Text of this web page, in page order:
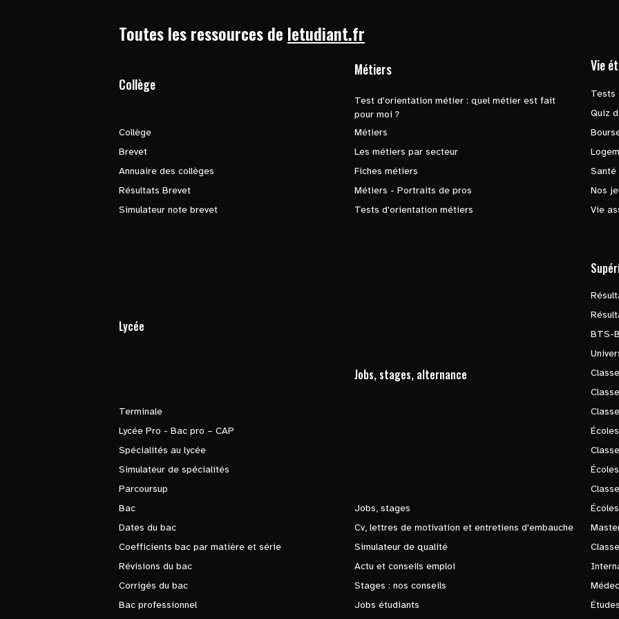
Toutes les ressources de letudiant.fr
Collège
Collège
Brevet
Annuaire des collèges
Résultats Brevet
Simulateur note brevet
Métiers
Test d'orientation métier : quel métier est fait
pour moi ?
Métiers
Les métiers par secteur
Fiches métiers
Métiers - Portraits de pros
Tests d'orientation métiers
Vie
Tests
Quiz
Santé
Nos
Vie
Lycée
Terminale
Lycée Pro - Bac pro – CAP
Spécialités au lycée
Simulateur de spécialités
Parcoursup
Bac
Dates du bac
Coefficients bac par matière et série
Révisions du bac
Corrigés du bac
Bac professionnel
Jobs, stages, alternance
Jobs, stages
Cv, lettres de motivation et entretiens d'embauche
Simulateur de qualité
Actu et conseils emploi
Stages : nos conseils
Jobs étudiants
BTS-